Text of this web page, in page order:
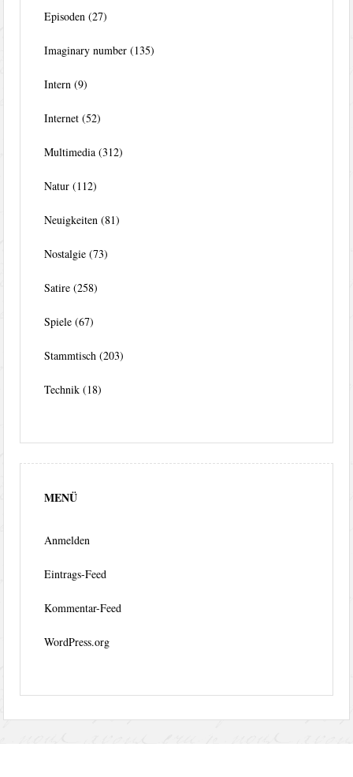
Episoden (27)
Imaginary number (135)
Intern (9)
Internet (52)
Multimedia (312)
Natur (112)
Neuigkeiten (81)
Nostalgie (73)
Satire (258)
Spiele (67)
Stammtisch (203)
Technik (18)
MENÜ
Anmelden
Eintrags-Feed
Kommentar-Feed
WordPress.org